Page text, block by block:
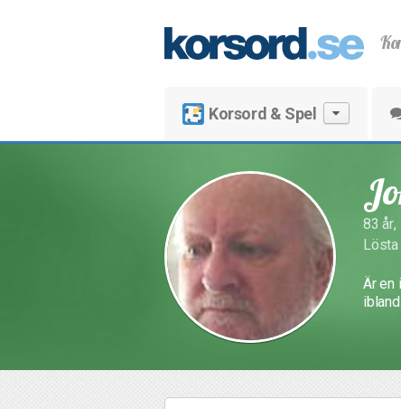
Korsord & Spel
83
Lösta
Är en